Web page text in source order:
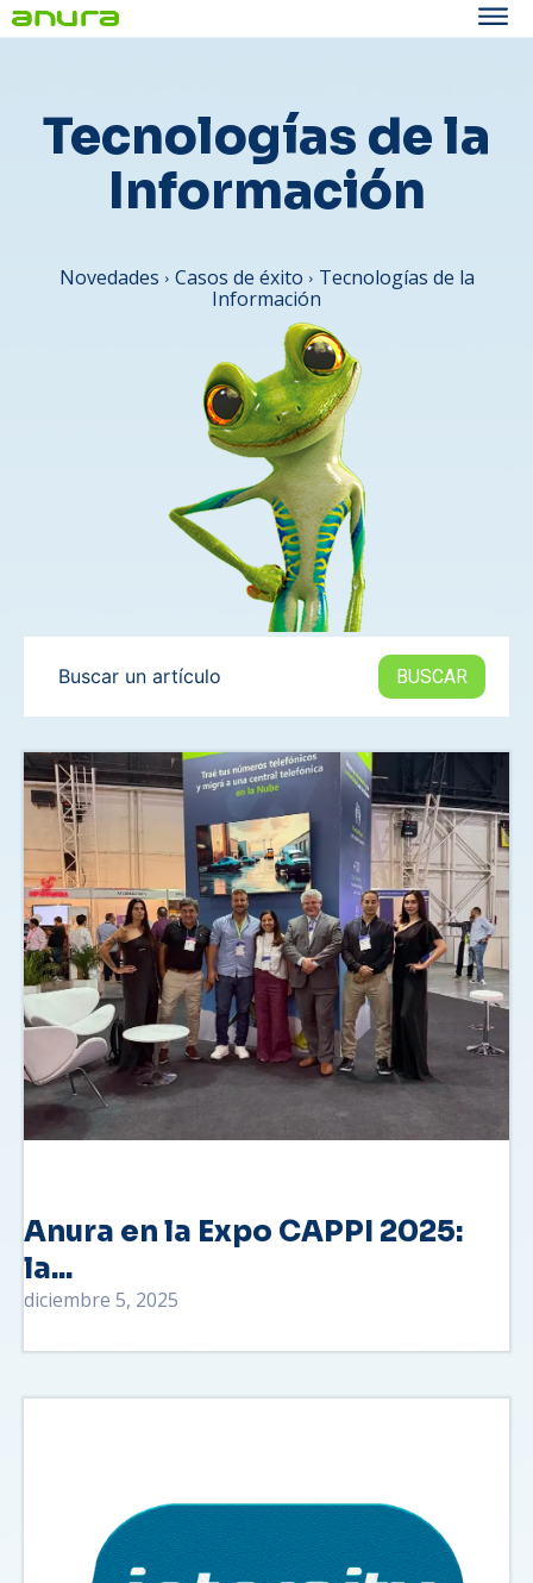
Tecnologías de la
Información
Novedades Casos de éxito
Tecnologías de la
Información
Buscar un artículo BUSCAR
Anura en la Expo CAPPI 2025:
la...
diciembre 5, 2025